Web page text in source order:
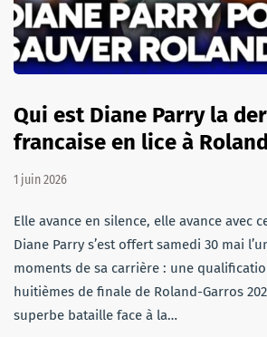
Qui est Diane Parry la
francaise en lice à
1 juin 2026
Elle avance en silence, elle avance avec
Diane Parry s’est offert samedi 30 mai
moments de sa carrière : une
huitièmes de finale de Roland-Garros
superbe bataille face à la…